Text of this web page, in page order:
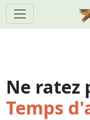
Ne ratez
Temps